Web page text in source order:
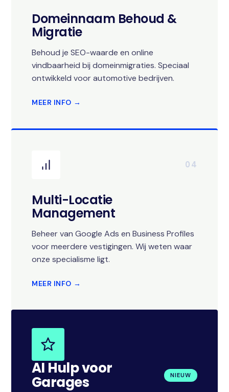
Domeinnaam Behoud &
Migratie
Behoud je SEO-waarde en online
vindbaarheid bij domeinmigraties. Speciaal
ontwikkeld voor automotive bedrijven.
MEER INFO →
04
Multi-Locatie
Management
Beheer van Google Ads en Business Profiles
voor meerdere vestigingen. Wij weten waar
onze specialisme ligt.
MEER INFO →
AI Hulp voor
Garages NIEUW